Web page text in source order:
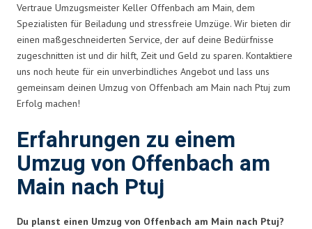
Vertraue Umzugsmeister Keller Offenbach am Main, dem
Spezialisten für Beiladung und stressfreie Umzüge. Wir bieten dir
einen maßgeschneiderten Service, der auf deine Bedürfnisse
zugeschnitten ist und dir hilft, Zeit und Geld zu sparen. Kontaktiere
uns noch heute für ein unverbindliches Angebot und lass uns
gemeinsam deinen Umzug von Offenbach am Main nach Ptuj zum
Erfolg machen!
Erfahrungen zu einem
Umzug von Offenbach am
Main nach Ptuj
Du planst einen Umzug von Offenbach am Main nach Ptuj?